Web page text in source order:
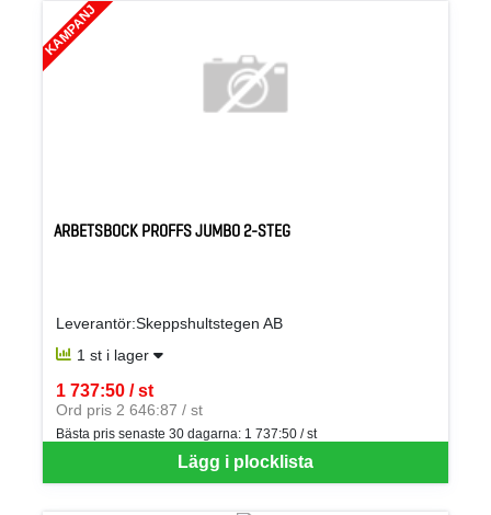
KAMPANJ
ARBETSBOCK PROFFS JUMBO 2-STEG
Leverantör:Skeppshultstegen AB
1 st i lager
Lägg i plocklista
1 737:50 / st
SEK per ST
Ord pris 2 646:87 / st
Bästa pris senaste 30 dagarna: 1 737:50 / st